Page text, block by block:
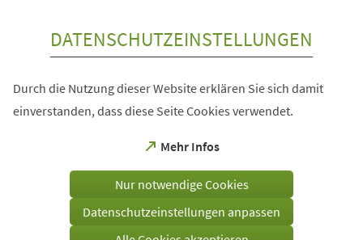
DATENSCHUTZEINSTELLUNGEN
Durch die Nutzung dieser Website erklären Sie sich damit
einverstanden, dass diese Seite Cookies verwendet.
Mehr Infos
(Öffnet
einem
Tab)
Nur notwendige Cookies
Datenschutzeinstellungen anpassen